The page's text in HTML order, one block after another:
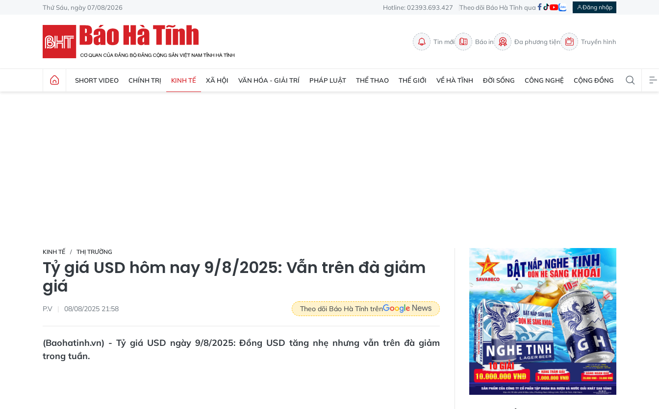
Thứ Sáu, ngày 07/08/2026 Hotline: 02393.693.427 Theo dõi Báo Hà Tĩnh qua Đăng nhập
Tin mới Báo in Đa phương tiện Truyền hình
SHORT VIDEO CHÍNH TRỊ KINH TẾ XÃ HỘI VĂN HÓA - GIẢI TRÍ PHÁP LUẬT THỂ THAO THẾ GIỚI VỀ HÀ TĨNH ĐỜI SỐNG CÔNG NGHỆ CỘNG ĐỒNG
KINH TẾ THỊ TRƯỜNG
Tỷ giá USD hôm nay 9/8/2025: Vẫn trên đà giảm
giá
P.V 08/08/2025 21:58 Theo dõi Báo Hà Tĩnh trên
(Baohatinh.vn) - Tỷ giá USD ngày 9/8/2025: Đồng USD tăng nhẹ nhưng vẫn trên đà giảm
trong tuần.